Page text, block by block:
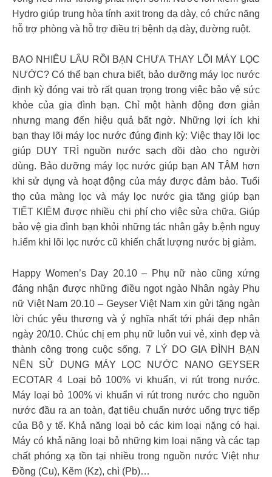
Hydro giúp trung hòa tính axit trong dạ dày, có chức năng
hỗ trợ phòng và hỗ trợ điều trị bệnh dạ dày, đường ruột.
BAO NHIÊU LÂU RỒI BẠN CHƯA THAY LÕI MÁY LỌC
NƯỚC? Có thể bạn chưa biết, bảo dưỡng máy lọc nước
định kỳ đóng vai trò rất quan trọng trong việc bảo vệ sức
khỏe của gia đình bạn. Chỉ một hành động đơn giản
nhưng mang đến hiệu quả bất ngờ. Những lợi ích khi
bạn thay lõi máy lọc nước đúng định kỳ: Việc thay lõi lọc
giúp DUY TRÌ nguồn nước sạch dồi dào cho người
dùng. Bảo dưỡng máy lọc nước giúp bạn AN TÂM hơn
khi sử dụng và hoạt động của máy được đảm bảo. Tuổi
thọ của màng lọc và máy lọc nước gia tăng giúp bạn
TIẾT KIỆM được nhiều chi phí cho việc sửa chữa. Giúp
bảo vệ gia đình bạn khỏi những tác nhân gây b.ệnh nguy
h.iểm khi lõi lọc nước cũ khiến chất lượng nước bị giảm.
Happy Women’s Day 20.10 – Phụ nữ nào cũng xứng
đáng nhận được những điều ngọt ngào Nhân ngày Phụ
nữ Việt Nam 20.10 – Geyser Việt Nam xin gửi tặng ngàn
lời chúc yêu thương và ý nghĩa nhất tới phái đẹp nhân
ngày 20/10. Chúc chị em phụ nữ luôn vui vẻ, xinh đẹp và
thành công trong cuộc sống. 7 LÝ DO GIA ĐÌNH BẠN
NÊN SỬ DỤNG MÁY LỌC NƯỚC NANO GEYSER
ECOTAR 4 Loại bỏ 100% vi khuẩn, vi rút trong nước.
Máy loại bỏ 100% vi khuẩn vi rút trong nước cho nguồn
nước đầu ra an toàn, đạt tiêu chuẩn nước uống trực tiếp
của Bộ y tế. Khả năng loại bỏ các kim loại nặng có hại.
Máy có khả năng loại bỏ những kim loại nặng và các tạp
chất phóng xạ tồn tại nhiều trong nguồn nước Việt như
Đồng (Cu), Kẽm (Kz), chì (Pb)…